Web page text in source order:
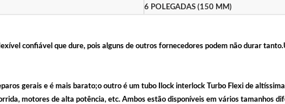
6 POLEGADAS (150 MM)
confiável que dure, pois alguns de outros fornecedores podem não durar
gerais e é mais barato;o outro é um tubo Ilock interlock Turbo Flexi de
motores de alta potência, etc. Ambos estão disponíveis em vários tamanhos